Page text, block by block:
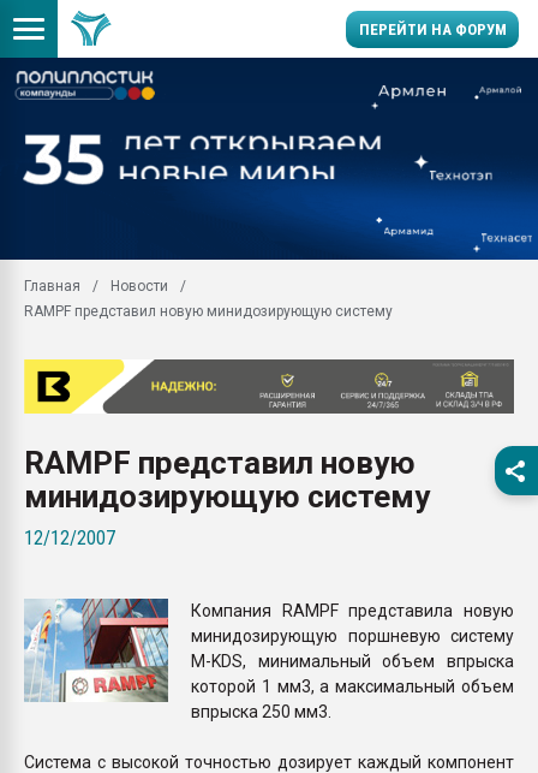
ПЕРЕЙТИ НА ФОРУМ
первый план в
пластмасс
ситуацией на
Продам отходы
поликарбоната и АБС-
26.07.2022 "Сибирский
намного дороже
ПЕРЕЙТИ НА
Главная
Новости
RAMPF представил новую минидозирующую систему
RAMPF представил новую
минидозирующую систему
12/12/2007
Компания RAMPF представила новую
минидозирующую поршневую систему
M-KDS, минимальный объем впрыска
которой 1 мм3, а максимальный объем
впрыска 250 мм3.
Система с высокой точностью дозирует каждый компонент